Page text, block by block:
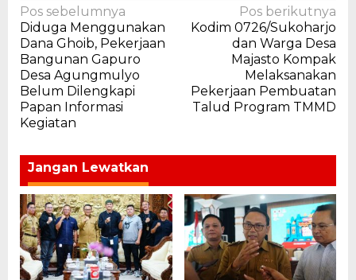
Navigasi
pos
Pos sebelumnya
Diduga Menggunakan
Dana Ghoib, Pekerjaan
Bangunan Gapuro
Desa Agungmulyo
Belum Dilengkapi
Papan Informasi
Kegiatan
Pos berikutnya
Kodim 0726/Sukoharjo
dan Warga Desa
Majasto Kompak
Melaksanakan
Pekerjaan Pembuatan
Talud Program TMMD
Jangan Lewatkan